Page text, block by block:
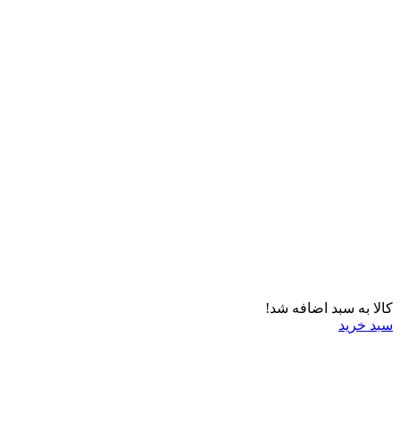
کالا به سبد اضافه شد!
سبد خرید